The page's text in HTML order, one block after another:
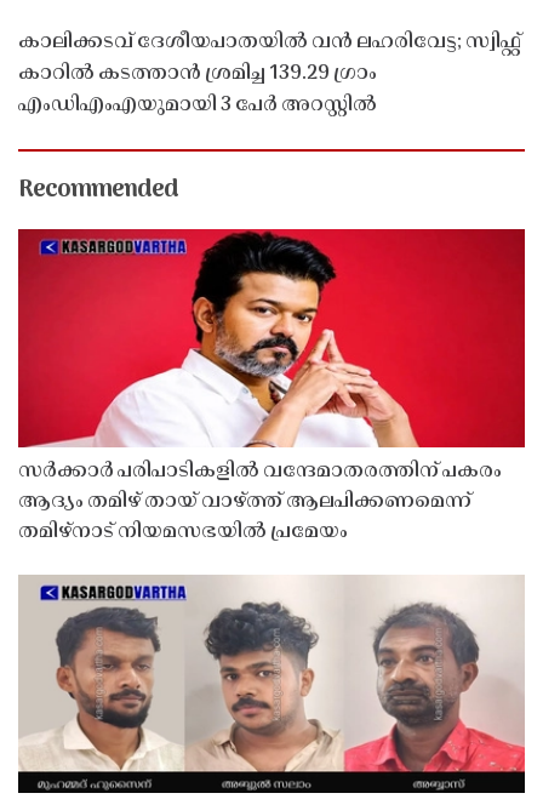
കാലിക്കടവ് ദേശീയപാതയിൽ വൻ ലഹരിവേട്ട; സ്വിഫ്റ്റ്
കാറിൽ കടത്താൻ ശ്രമിച്ച 139.29 ഗ്രാം
എംഡിഎംഎയുമായി 3 പേർ അറസ്റ്റിൽ
Recommended
സർക്കാർ പരിപാടികളിൽ വന്ദേമാതരത്തിന് പകരം
ആദ്യം തമിഴ് തായ് വാഴ്ത്ത് ആലപിക്കണമെന്ന്
തമിഴ്നാട് നിയമസഭയിൽ പ്രമേയം